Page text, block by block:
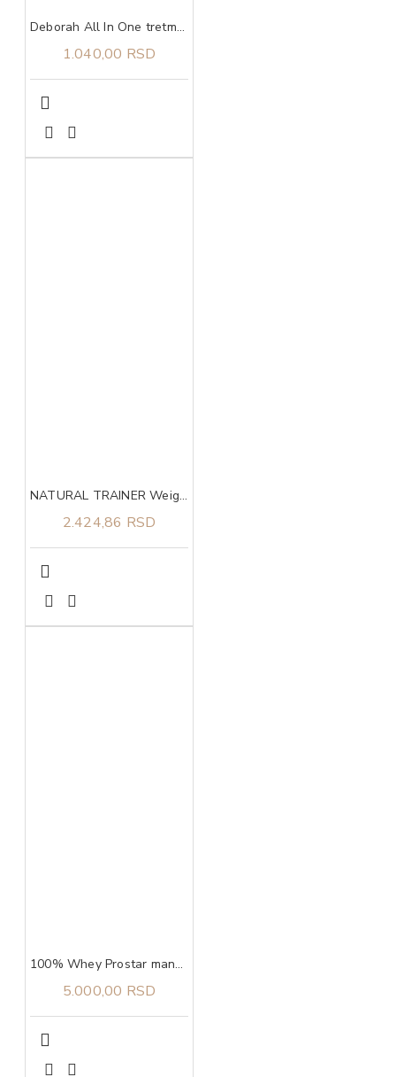
Deborah All In One tretman za oštećene nokte 9,5 ml
1.040,00 RSD
NATURAL TRAINER Weight care sa belim mesom za pse srednjih i velikih rasa 3kg
2.424,86 RSD
100% Whey Prostar mango, 907g ULTIMATE NUTRITION
5.000,00 RSD